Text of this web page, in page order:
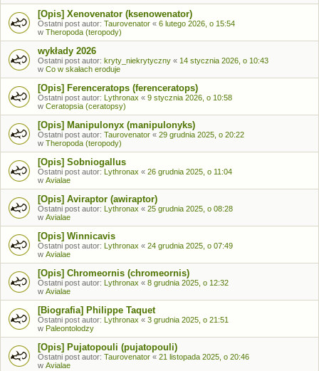
[Opis] Xenovenator (ksenowenator)
Ostatni post autor: Taurovenator « 6 lutego 2026, o 15:54
w Theropoda (teropody)
wykłady 2026
Ostatni post autor: kryty_niekrytyczny « 14 stycznia 2026, o 10:43
w Co w skałach eroduje
[Opis] Ferenceratops (ferenceratops)
Ostatni post autor: Lythronax « 9 stycznia 2026, o 10:58
w Ceratopsia (ceratopsy)
[Opis] Manipulonyx (manipulonyks)
Ostatni post autor: Taurovenator « 29 grudnia 2025, o 20:22
w Theropoda (teropody)
[Opis] Sobniogallus
Ostatni post autor: Lythronax « 26 grudnia 2025, o 11:04
w Avialae
[Opis] Aviraptor (awiraptor)
Ostatni post autor: Lythronax « 25 grudnia 2025, o 08:28
w Avialae
[Opis] Winnicavis
Ostatni post autor: Lythronax « 24 grudnia 2025, o 07:49
w Avialae
[Opis] Chromeornis (chromeornis)
Ostatni post autor: Lythronax « 8 grudnia 2025, o 12:32
w Avialae
[Biografia] Philippe Taquet
Ostatni post autor: Lythronax « 3 grudnia 2025, o 21:51
w Paleontolodzy
[Opis] Pujatopouli (pujatopouli)
Ostatni post autor: Taurovenator « 21 listopada 2025, o 20:46
w Avialae